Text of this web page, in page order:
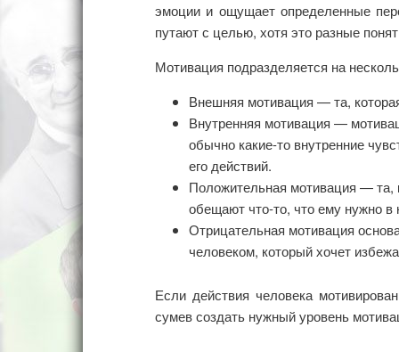
эмоции и ощущает определенные
путают с целью, хотя это разные
Мотивация подразделяется на
Внешняя мотивация — та,
Внутренняя мотивация —
обычно какие-то внутренние
его действий.
Положительная мотивация — та,
обещают что-то, что ему нужно в
Отрицательная мотивация
человеком, который хочет
Если действия человека
сумев создать нужный уровень